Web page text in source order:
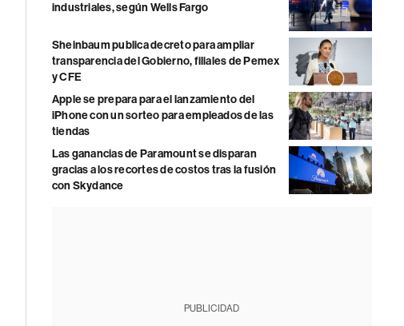
industriales, según Wells Fargo
Sheinbaum publica decreto para ampliar
transparencia del Gobierno, filiales de Pemex
y CFE
Apple se prepara para el lanzamiento del
iPhone con un sorteo para empleados de las
tiendas
Las ganancias de Paramount se disparan
gracias a los recortes de costos tras la fusión
con Skydance
PUBLICIDAD